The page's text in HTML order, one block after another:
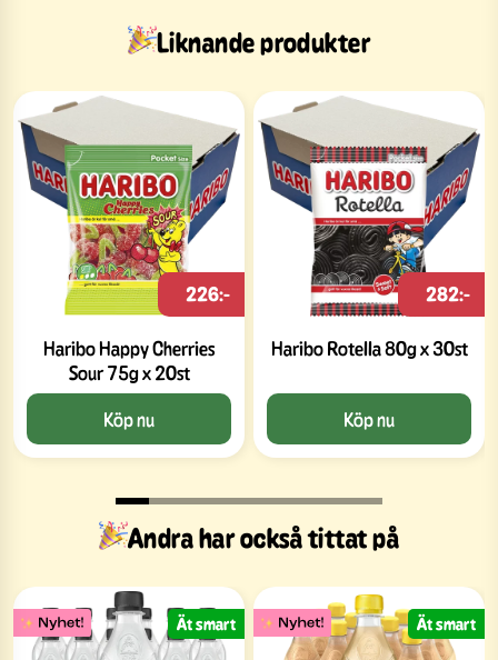
Liknande produkter
Haribo Happy Cherries
Sour 75g x 20st
226:-
Köp nu
Haribo Rotella 80g x 30st
282:-
Köp nu
Andra har också tittat på
Ät smart Ät smart